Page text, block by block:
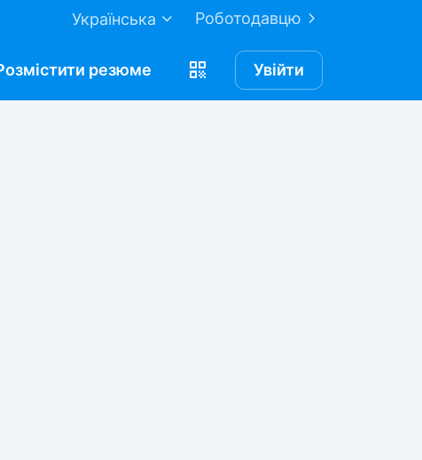
Роботодавцю
Українська
резюме Увійти